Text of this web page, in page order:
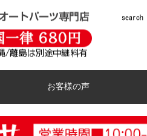
お客様の声